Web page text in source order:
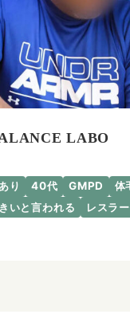
LABO
り 40代 GMPD
体
いと言われる レスラ